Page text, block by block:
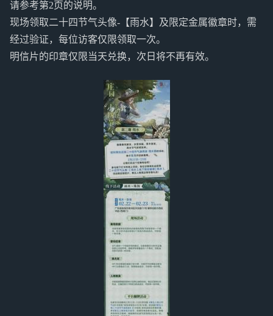
请参考第2页的说明。
现场领取二十四节气头像-【雨水】及限定金属徽章时，需
经过验证，每位访客仅限领取一次。
明信片的印章仅限当天兑换，次日将不再有效。